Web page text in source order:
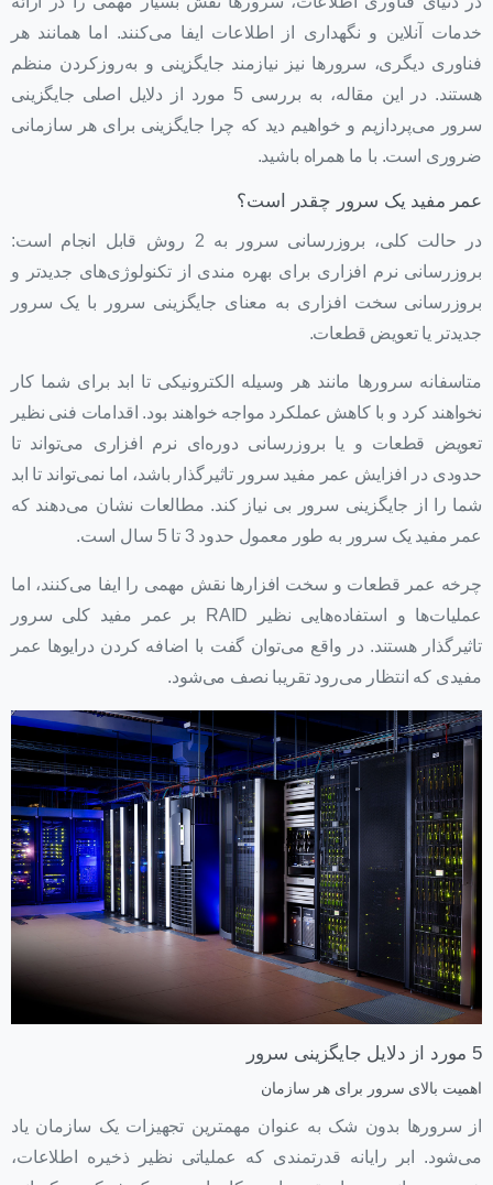
خدمات آنلاین و نگهداری از اطلاعات ایفا می‌کنند. اما همانند هر
فناوری دیگری، سرورها نیز نیازمند جایگزینی و به‌روزکردن منظم
هستند. در این مقاله، به بررسی 5 مورد از دلایل اصلی جایگزینی
سرور می‌پردازیم و خواهیم دید که چرا جایگزینی برای هر سازمانی
ضروری است. با ما همراه باشید.
عمر مفید یک سرور چقدر است؟
در حالت کلی، بروزرسانی سرور به 2 روش قابل انجام است:
بروزرسانی نرم افزاری برای بهره مندی از تکنولوژی‌های جدیدتر و
بروزرسانی سخت افزاری به معنای جایگزینی سرور با یک سرور
جدیدتر یا تعویض قطعات.
متاسفانه سرورها مانند هر وسیله الکترونیکی تا ابد برای شما کار
نخواهند کرد و با کاهش عملکرد مواجه خواهند بود. اقدامات فنی نظیر
تعویض قطعات و یا بروزرسانی دوره‌ای نرم افزاری می‌تواند تا
حدودی در افزایش عمر مفید سرور تاثیرگذار باشد، اما نمی‌تواند تا ابد
شما را از جایگزینی سرور بی نیاز کند. مطالعات نشان می‌دهند که
عمر مفید یک سرور به طور معمول حدود 3 تا 5 سال است.
چرخه عمر قطعات و سخت افزارها نقش مهمی را ایفا می‌کنند، اما
عملیات‌ها و استفاده‌هایی نظیر RAID بر عمر مفید کلی سرور
تاثیرگذار هستند. در واقع می‌توان گفت با اضافه کردن درایوها عمر
مفیدی که انتظار می‌رود تقریبا نصف می‌شود.
5 مورد از دلایل جایگزینی سرور
اهمیت بالای سرور برای هر سازمان
از سرورها بدون شک به عنوان مهمترین تجهیزات یک سازمان یاد
می‌شود. ابر رایانه قدرتمندی که عملیاتی نظیر ذخیره اطلاعات،